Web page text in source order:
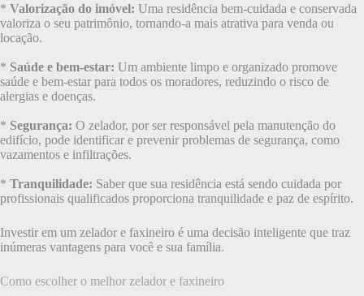
* Valorização do imóvel: Uma residência bem-cuidada e conservada
valoriza o seu patrimônio, tornando-a mais atrativa para venda ou
locação.
* Saúde e bem-estar: Um ambiente limpo e organizado promove
saúde e bem-estar para todos os moradores, reduzindo o risco de
alergias e doenças.
* Segurança: O zelador, por ser responsável pela manutenção do
edifício, pode identificar e prevenir problemas de segurança, como
vazamentos e infiltrações.
* Tranquilidade: Saber que sua residência está sendo cuidada por
profissionais qualificados proporciona tranquilidade e paz de espírito.
Investir em um zelador e faxineiro é uma decisão inteligente que traz
inúmeras vantagens para você e sua família.
Como escolher o melhor zelador e faxineiro